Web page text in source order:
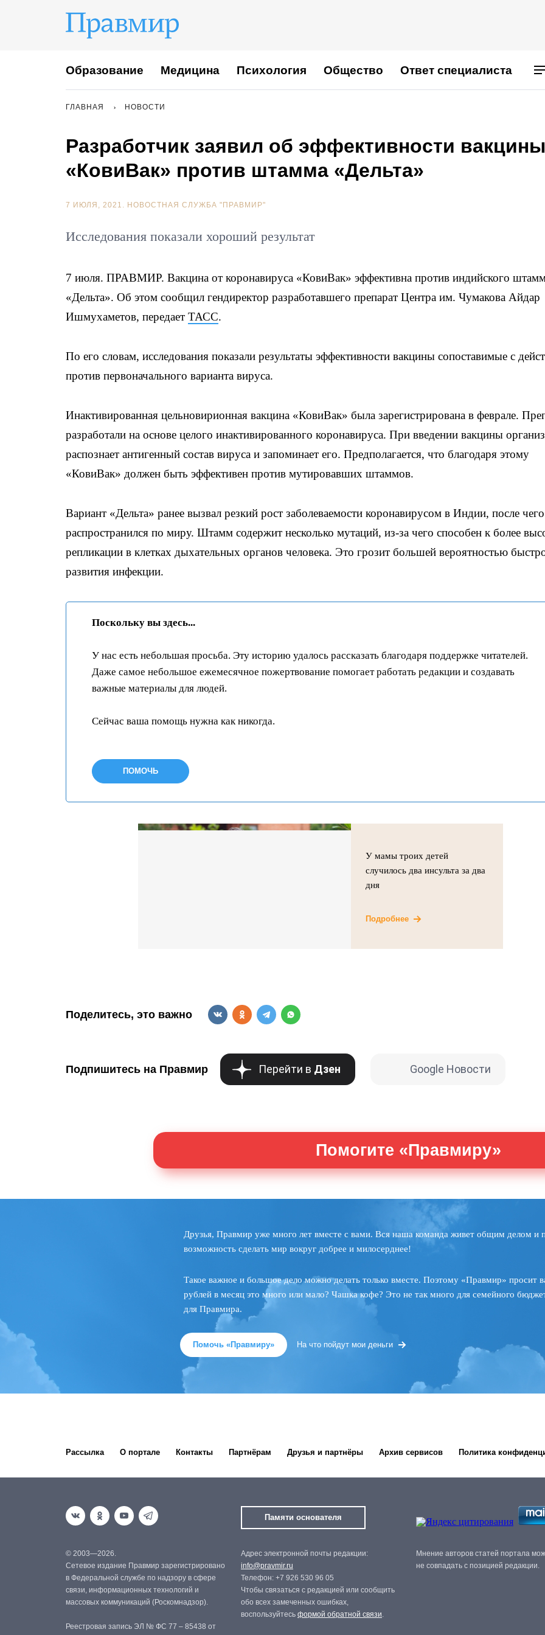
Образование Медицина Психология Общество Ответ специалиста
ГЛАВНАЯ НОВОСТИ
Разработчик заявил об эффективности вакцины
«КовиВак» против штамма «Дельта»
7 ИЮЛЯ, 2021. НОВОСТНАЯ СЛУЖБА "ПРАВМИР"
Исследования показали хороший результат
7 июля. ПРАВМИР. Вакцина от коронавируса «КовиВак» эффективна против индийского
«Дельта». Об этом сообщил гендиректор разработавшего препарат Центра им. Чумакова Айдар
Ишмухаметов, передает ТАСС.
По его словам, исследования показали результаты эффективности вакцины сопоставимые с
против первоначального варианта вируса.
Инактивированная цельновирионная вакцина «КовиВак» была зарегистрирована в феврале.
разработали на основе целого инактивированного коронавируса. При введении вакцины
распознает антигенный состав вируса и запоминает его. Предполагается, что благодаря этому
«КовиВак» должен быть эффективен против мутировавших штаммов.
Вариант «Дельта» ранее вызвал резкий рост заболеваемости коронавирусом в Индии, после чего
распространился по миру. Штамм содержит несколько мутаций, из-за чего способен к более
репликации в клетках дыхательных органов человека. Это грозит большей вероятностью
развития инфекции.
Поскольку вы здесь...
У нас есть небольшая просьба. Эту историю удалось рассказать благодаря поддержке читателей.
Даже самое небольшое ежемесячное пожертвование помогает работать редакции и создавать
важные материалы для людей.
Сейчас ваша помощь нужна как никогда.
ПОМОЧЬ
У мамы троих детей
случилось два инсульта за два
дня
Подробнее
Поделитесь, это важно
Подпишитесь на Правмир Перейти в Дзен Google Новости
Помогите «Правмиру»
Друзья, Правмир уже много лет вместе с вами. Вся наша команда живет общим делом и
возможность сделать мир вокруг добрее и милосерднее!
Такое важное и большое дело можно делать только вместе. Поэтому «Правмир» просит
рублей в месяц это много или мало? Чашка кофе? Это не так много для семейного
для Правмира.
Помочь «Правмиру» На что пойдут мои деньги
Рассылка О портале Контакты Партнёрам Друзья и партнёры Архив сервисов Политика
Памяти основателя
© 2003—2026.
Сетевое издание Правмир зарегистрировано
в Федеральной службе по надзору в сфере
связи, информационных технологий и
массовых коммуникаций (Роскомнадзор).
Реестровая запись ЭЛ № ФС 77 – 85438 от
Адрес электронной почты редакции:
info@pravmir.ru
Телефон: +7 926 530 96 05
Чтобы связаться с редакцией или сообщить
обо всех замеченных ошибках,
воспользуйтесь формой обратной связи.
Мнение авторов статей портала
не совпадать с позицией редакции.